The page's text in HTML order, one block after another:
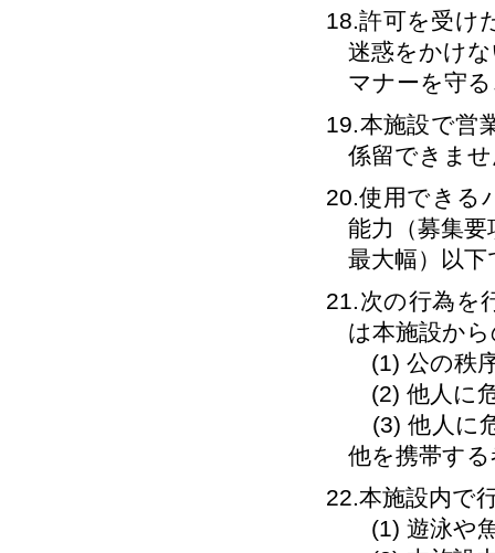
18.許可を受け
迷惑をかけ
マナーを守
19.本施設で営
係留できま
20.使用できる
能力（募集
最大幅）以
21.次の行為を
は本施設か
(1) 公の秩
(2) 他人に
(3) 他人に
他を携帯す
22.本施設内で
(1) 遊泳や